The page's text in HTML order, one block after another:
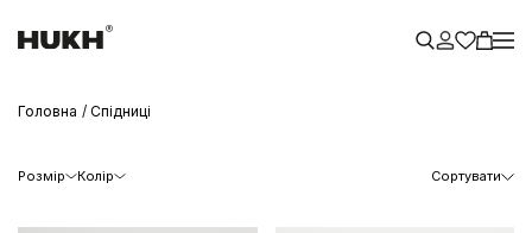
Головна Спідниці
Розмір Колір Сортувати